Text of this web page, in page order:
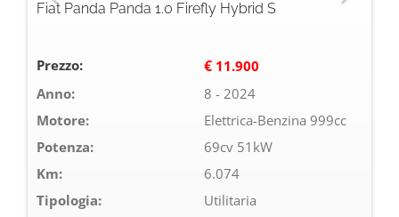
Fiat Panda Panda 1.0 Firefly Hybrid S
Prezzo: € 11.900
Anno:
8 - 2024
Motore:
Elettrica-Benzina 999cc
Potenza:
69cv 51kW
Km:
6.074
Tipologia:
Utilitaria